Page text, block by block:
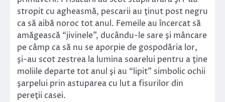
stropit cu agheasmă, pescarii au ţinut post negru
ca să aibă noroc tot anul. Femeile au încercat să
amăgească “jivinele”, ducându-le sare şi mâncare
pe câmp ca să nu se aporpie de gospodăria lor,
şi-au scot zestrea la lumina soarelui pentru a ţine
moliile departe tot anul şi au “lipit” simbolic ochii
şarpelui prin astuparea cu lut a fisurilor din
pereţii casei.